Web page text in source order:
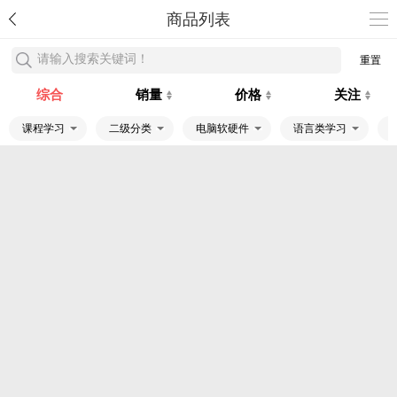
商品列表
请输入搜索关键词！ 重置
综合 销量 价格 关注
课程学习 二级分类 电脑软硬件 语言类学习